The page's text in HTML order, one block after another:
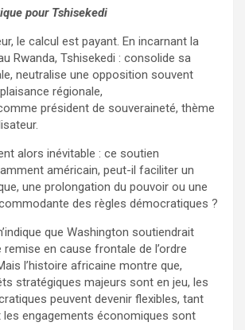
pour Tshisekedi
le calcul est payant. En incarnant la
Rwanda, Tshisekedi : consolide sa
neutralise une opposition souvent
régionale,
président de souveraineté, thème
alors inévitable : ce soutien
américain, peut-il faciliter un
une prolongation du pouvoir ou une
des règles démocratiques ?
que Washington soutiendrait
en cause frontale de l’ordre
l’histoire africaine montre que,
stratégiques majeurs sont en jeu, les
peuvent devenir flexibles, tant
les engagements économiques sont